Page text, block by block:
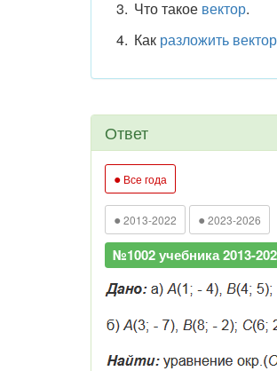
Что такое вектор.
Как разложить вектор
Ответ
● Все года
● 2013-2022 ● 2023-2026
№1002 учебника 2013-